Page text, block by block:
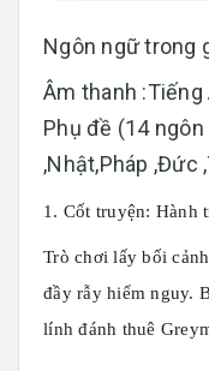
Ngôn ngữ trong
Âm thanh :Tiếng
Phụ đề (14 ngôn
,Nhật,Pháp ,Đức
1. Cốt truyện: Hành
Trò chơi lấy bối
đầy rẫy hiểm nguy.
lính đánh thuê